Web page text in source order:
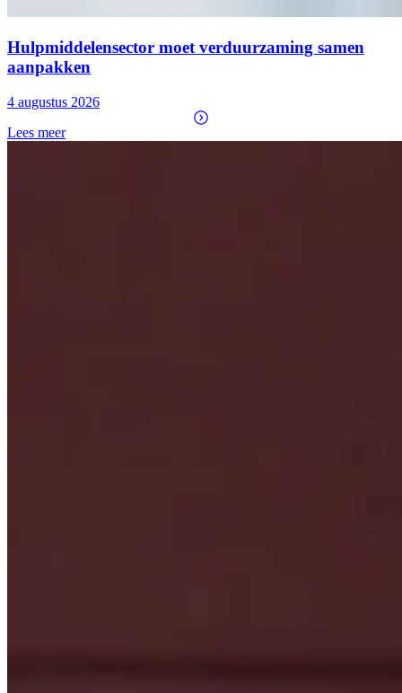
Hulpmiddelensector moet verduurzaming samen
aanpakken
4 augustus 2026
Lees meer